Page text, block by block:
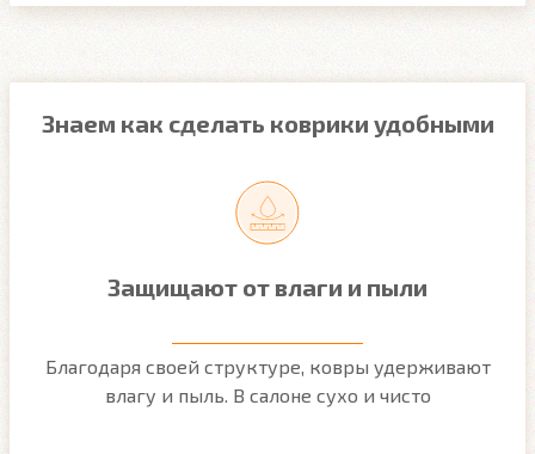
Знаем как сделать коврики удобными
Защищают от влаги и пыли
Благодаря своей структуре, ковры удерживают
влагу и пыль. В салоне сухо и чисто